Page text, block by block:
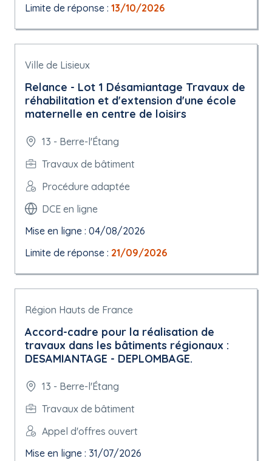
Limite de réponse : 13/10/2026
Ville de Lisieux
Relance - Lot 1 Désamiantage Travaux de
réhabilitation et d'extension d'une école
maternelle en centre de loisirs
13 - Berre-l'Étang
Travaux de bâtiment
Procédure adaptée
DCE en ligne
Mise en ligne : 04/08/2026
Limite de réponse : 21/09/2026
Région Hauts de France
Accord-cadre pour la réalisation de
travaux dans les bâtiments régionaux :
DESAMIANTAGE - DEPLOMBAGE.
13 - Berre-l'Étang
Travaux de bâtiment
Appel d'offres ouvert
Mise en ligne : 31/07/2026